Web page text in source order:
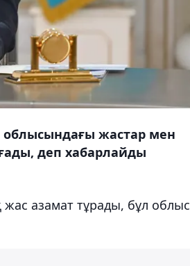
облысындағы жастар мен
деп хабарлайды
азамат тұрады, бұл облыс